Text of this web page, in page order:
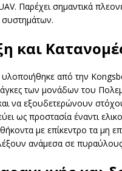
Παρέχει σημαντικά
και
από την
των μονάδων του
να εξουδετερώνουν
ως προστασία έναντι
με επίκεντρο τα μη
ανάμεσα σε